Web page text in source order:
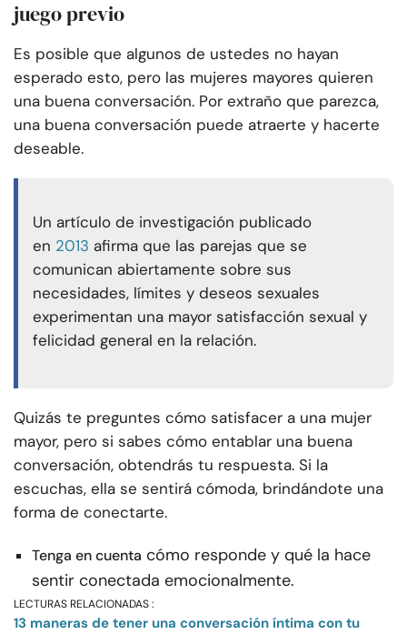
juego previo
Es posible que algunos de ustedes no hayan
esperado esto, pero las mujeres mayores quieren
una buena conversación. Por extraño que parezca,
una buena conversación puede atraerte y hacerte
deseable.
Un artículo de investigación publicado
en 2013 afirma que las parejas que se
comunican abiertamente sobre sus
necesidades, límites y deseos sexuales
experimentan una mayor satisfacción sexual y
felicidad general en la relación.
Quizás te preguntes cómo satisfacer a una mujer
mayor, pero si sabes cómo entablar una buena
conversación, obtendrás tu respuesta. Si la
escuchas, ella se sentirá cómoda, brindándote una
forma de conectarte.
Tenga en cuenta cómo responde y qué la hace
sentir conectada emocionalmente.
LECTURAS RELACIONADAS :
13 maneras de tener una conversación íntima con tu